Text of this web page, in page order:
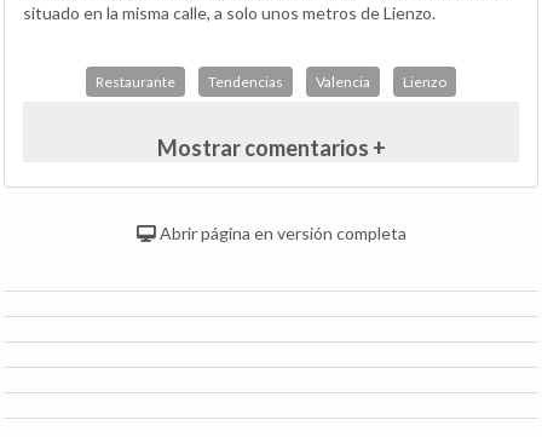
situado en la misma calle, a solo unos metros de Lienzo.
Restaurante Tendencias Valencia Lienzo
Mostrar comentarios +
Abrir página en versión completa